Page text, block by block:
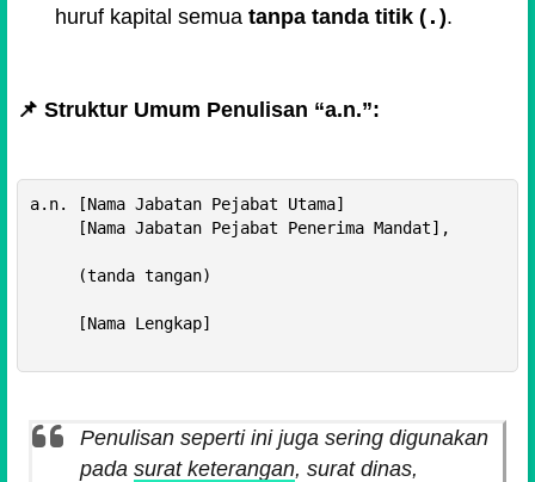
huruf kapital semuatanpa tanda titik ( .).
📌 Struktur Umum Penulisan “a.n.”:
a.n. [Nama Jabatan Pejabat Utama]
Penulisan seperti ini juga sering digunakan
pada surat keterangan, surat dinas,